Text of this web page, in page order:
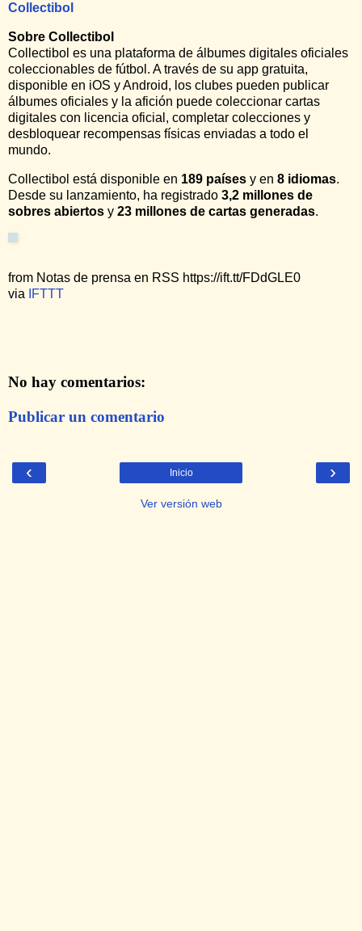
Collectibol
Sobre Collectibol
Collectibol es una plataforma de álbumes digitales oficiales
coleccionables de fútbol. A través de su app gratuita,
disponible en iOS y Android, los clubes pueden publicar
álbumes oficiales y la afición puede coleccionar cartas
digitales con licencia oficial, completar colecciones y
desbloquear recompensas físicas enviadas a todo el
mundo.
Collectibol está disponible en 189 países y en 8 idiomas.
Desde su lanzamiento, ha registrado 3,2 millones de
sobres abiertos y 23 millones de cartas generadas.
from Notas de prensa en RSS https://ift.tt/FDdGLE0
via
IFTTT
No hay comentarios:
Publicar un comentario
‹ ›
Inicio
Ver versión web